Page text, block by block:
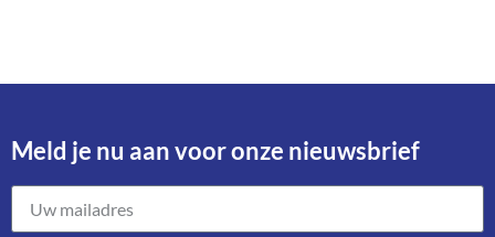
Meld je nu aan voor onze nieuwsbrief​